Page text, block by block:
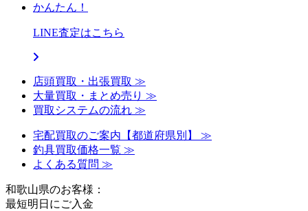
かんたん！
LINE査定はこちら
店頭買取・出張買取 ≫
大量買取・まとめ売り ≫
買取システムの流れ ≫
宅配買取のご案内【都道府県別】 ≫
釣具買取価格一覧 ≫
よくある質問 ≫
和歌山県のお客様：
最短明日にご入金